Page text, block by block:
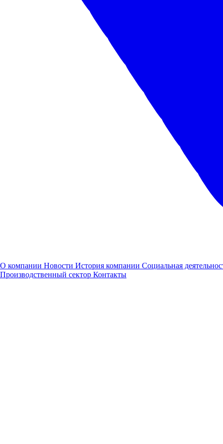
О компании Новости История компании Социальная
Производственный сектор Контакты